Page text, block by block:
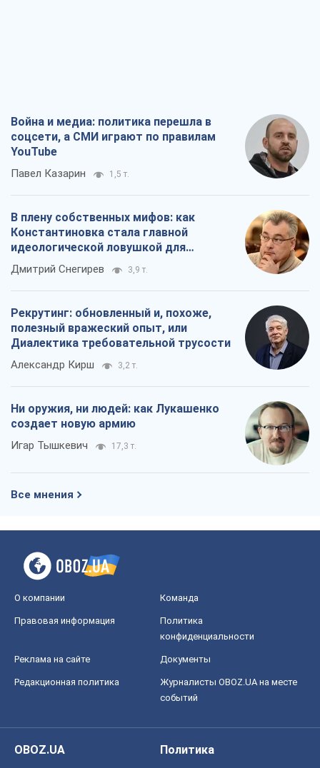
Война и медиа: политика перешла в
соцсети, а СМИ играют по правилам
YouTube
Павел Казарин 1,5 т.
В плену собственных мифов: как
Константиновка стала главной
идеологической ловушкой для
российских оккупантов
Дмитрий Снегирев 3,9 т.
Рекрутинг: обновленный и, похоже,
полезный вражеский опыт, или
Диалектика требовательной трусости
Александр Кирш 3,2 т.
Ни оружия, ни людей: как Лукашенко
создает новую армию
Игар Тышкевич 17,3 т.
Все мнения
О компании Команда
Правовая информация
Политика
конфиденциальности
Реклама на сайте Документы
Редакционная политика
Журналисты OBOZ.UA на месте
событий
OBOZ.UA
Политика